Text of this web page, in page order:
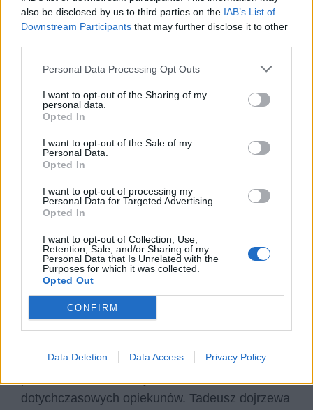
also be disclosed by us to third parties on the IAB’s List of
Downstream Participants that may further disclose it to other
Personal Data Processing Opt Outs
I want to opt-out of the Sharing of my
personal data.
Opted In
I want to opt-out of the Sale of my
Personal Data.
Opted In
I want to opt-out of processing my
Personal Data for Targeted Advertising.
Opted In
I want to opt-out of Collection, Use,
Retention, Sale, and/or Sharing of my
Personal Data that Is Unrelated with the
Purposes for which it was collected.
Opted Out
CONFIRM
Data Deletion Data Access Privacy Policy
Tadeusz Soplica jest postacią budzącą
zdecydowanie pozytywne uczucia u czytelników.
Jest człowiekiem młodym, który pomimo
solidnego wychowania i wykształcenia oraz
jest w stanie poradzić sobie w gronie starszych,
bardziej doświadczonych od siebie i lepiej
znających życie ludzi. Tak jest na początku
epopei. Później jednak, w miarę dziejących się
na naszych oczach wydarzeń, młodzieniec ów
dorośleje, dojrzewa. Staje się człowiekiem
świadomym i odpowiedzialnym. Zaczyna
życiową praktykę. Staje się równowartościowym
dotychczasowych opiekunów. Tadeusz dojrzewa